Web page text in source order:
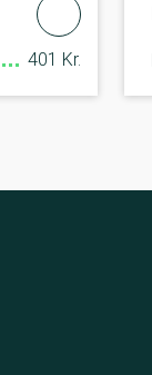
401 Kr.